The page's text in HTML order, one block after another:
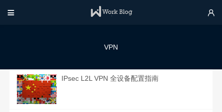
 
VPN
IPsec L2L VPN 全设备配置指南